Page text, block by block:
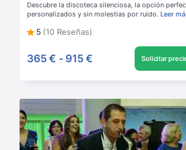
Descubre la discoteca silenciosa, la opción
personalizados y sin molestias por ruido. Leer
5 (10 Reseñas)
365 € - 915 € Solicitar